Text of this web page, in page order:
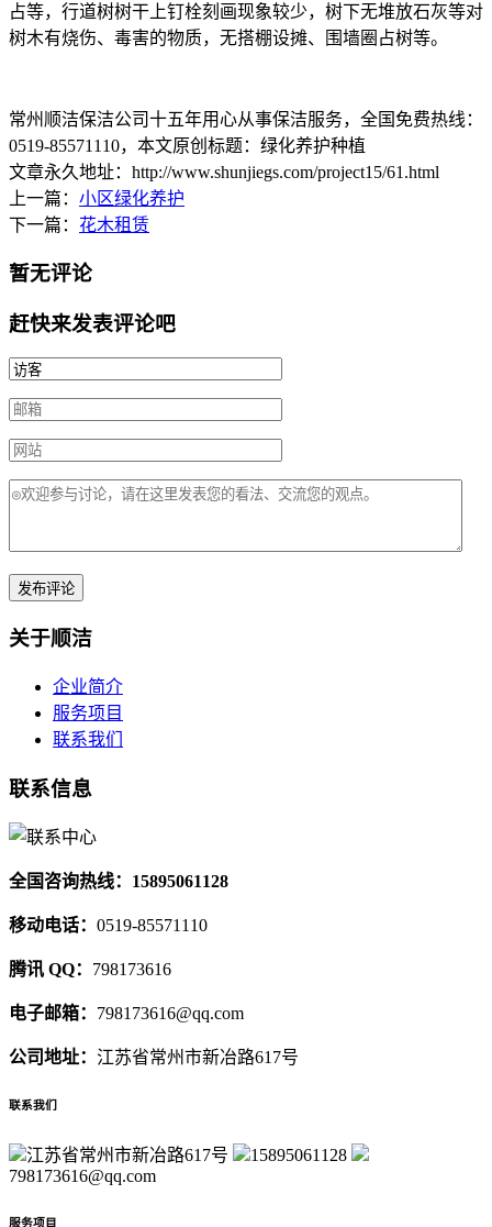
占等，行道树树干上钉栓刻画现象较少，树下无堆放石灰等对
树木有烧伤、毒害的物质，无搭棚设摊、围墙圈占树等。
常州顺洁保洁公司十五年用心从事保洁服务，全国免费热线：
0519-85571110，本文原创标题： 绿化养护种植
文章永久地址：http://www.shunjiegs.com/project15/61.html
上一篇： 小区绿化养护
下一篇： 花木租赁
暂无评论
赶快来发表评论吧
关于顺洁
企业简介
服务项目
联系我们
联系信息
全国咨询热线：15895061128
移动电话： 0519-85571110
腾讯 QQ： 798173616
电子邮箱： 798173616@qq.com
公司地址： 江苏省常州市新冶路617号
联系我们
江苏省常州市新冶路617号
15895061128
798173616@qq.com
服务项目